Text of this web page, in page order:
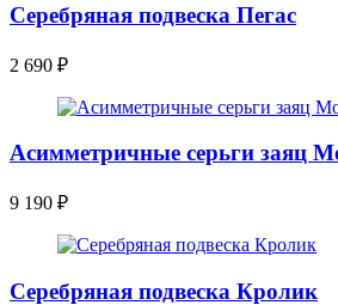
Серебряная подвеска Пегас
2 690 ₽
Асимметричные серьги заяц
9 190 ₽
Серебряная подвеска Кролик